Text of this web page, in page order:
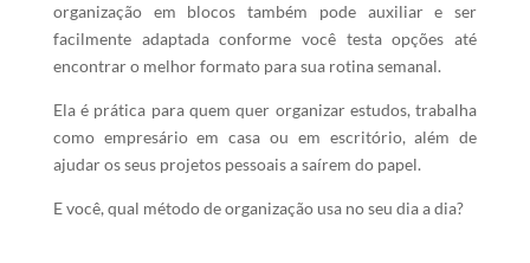
organização em blocos também pode auxiliar e ser
facilmente adaptada conforme você testa opções até
encontrar o melhor formato para sua rotina semanal.
Ela é prática para quem quer organizar estudos, trabalha
como empresário em casa ou em escritório, além de
ajudar os seus projetos pessoais a saírem do papel.
E você, qual método de organização usa no seu dia a dia?